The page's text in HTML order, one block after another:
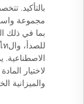
بالتأكيد.
مجموعة
بما في ذلك
الاصطناعية.
لاختيار
والميزانية